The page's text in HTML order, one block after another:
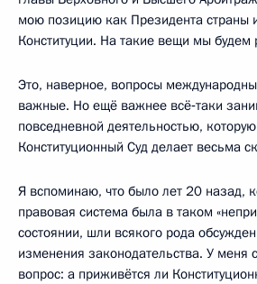
мою позицию как Президента страны
Конституции. На такие вещи мы будем
Это, наверное, вопросы
важные. Но ещё важнее всё‑таки
повседневной деятельностью,
Конституционный Суд делает весьма
Я вспоминаю, что было лет 20 назад,
правовая система была в таком
состоянии, шли всякого рода
изменения законодательства. У меня
вопрос: а приживётся ли